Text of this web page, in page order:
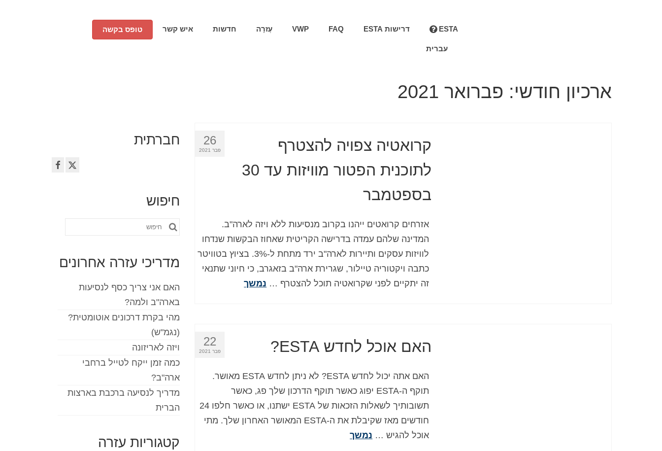
ESTA דרישות ESTA FAQ
VWP עֶזרָה חדשות איש קשר טופס בקשה
עברית
ארכיון חודשי: פברואר 2021
26
פבר 2021
קרואטיה צפויה להצטרף
לתוכנית הפטור מוויזות עד 30
בספטמבר
אזרחים קרואטים ייהנו בקרוב מנסיעות ללא ויזה לארה"ב.
המדינה שלהם עמדה בדרישה הקריטית שאחוז הבקשות שנדחו
לוויזות עסקים ותיירות לארה"ב ירד מתחת ל-3%. בציוץ בטוויטר
כתבה ויקטוריה טיילור, שגרירת ארה"ב בזאגרב, כי חיוני שתנאי
זה יתקיים לפני שקרואטיה תוכל להצטרף … נמשך
22
פבר 2021 האם אוכל לחדש ESTA?
האם אתה יכול לחדש ESTA? לא ניתן לחדש ESTA מאושר.
תוקף ה-ESTA יפוג כאשר תוקף הדרכון שלך פג, כאשר
תשובותיך לשאלות הזכאות של ESTA ישתנו, או כאשר חלפו 24
חודשים מאז שקיבלת את ה-ESTA המאושר האחרון שלך. מתי
אוכל להגיש … נמשך
חברתית
חיפוש
חפש
מדריכי עזרה אחרונים
האם אני צריך כסף לנסיעות
בארה"ב ולמה?
מהי בקרת דרכונים אוטומטית?
(נגמ"ש)
ויזה לאריזונה
כמה זמן ייקח לטייל ברחבי
ארה"ב?
מדריך לנסיעה ברכבת בארצות
הברית
קטגוריות עזרה